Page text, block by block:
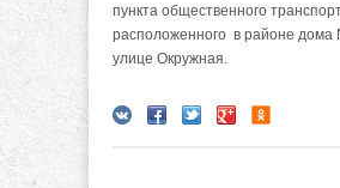
пункта общественного
расположенного в районе
улице Окружная.